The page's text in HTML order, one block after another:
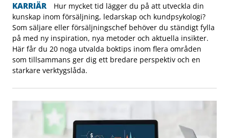
KARRIÄR
Hur mycket tid lägger du på att utveckla din
kunskap inom försäljning, ledarskap och kundpsykologi?
Som säljare eller försäljningschef behöver du ständigt fylla
på med ny inspiration, nya metoder och aktuella insikter.
Här får du 20 noga utvalda boktips inom flera områden
som tillsammans ger dig ett bredare perspektiv och en
starkare verktygslåda.